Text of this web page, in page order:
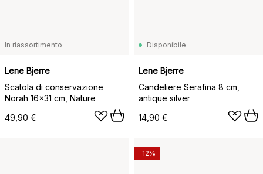
In riassortimento
Lene Bjerre
Scatola di conservazione
Norah 16x31 cm, Nature
49,90 €
Disponibile
Lene Bjerre
Candeliere Serafina 8 cm,
antique silver
14,90 €
-12%